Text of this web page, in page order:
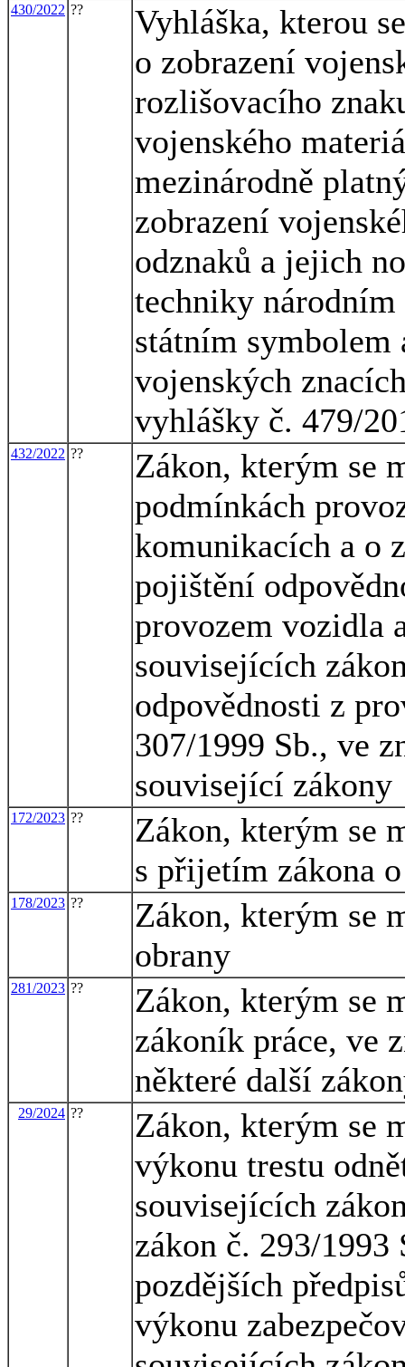
430/2022 ??
Vyhláška, kterou
o zobrazení
rozlišovacího
vojenského
mezinárodně
zobrazení
odznaků a jejich
techniky
státním symbolem
vojenských
vyhlášky č. 479/
432/2022 ??
Zákon, kterým se
podmínkách
komunikacích a o
pojištění
provozem vozidla
souvisejících
odpovědnosti z
307/1999 Sb., ve
související zákony
172/2023 ??
Zákon, kterým se
s přijetím zákona
178/2023 ??
Zákon, kterým se
obrany
281/2023 ??
Zákon, kterým se
zákoník práce, ve
některé další
29/2024 ??
Zákon, kterým se
výkonu trestu
souvisejících
zákon č. 293/1993
pozdějších
výkonu